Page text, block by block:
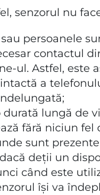
senzorul nu
persoanele
contactul
ul. Astfel, este
a
durată lungă de
fără niciun fel
sunt
deții un
când este
își va